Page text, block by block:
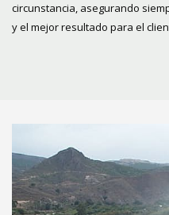
circunstancia, asegurando
y el mejor resultado para el